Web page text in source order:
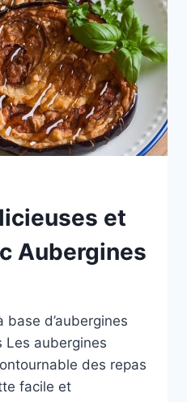
et
Aubergines
base d’aubergines
Les aubergines
des repas
facile et